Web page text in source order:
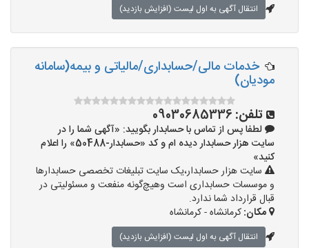
انتقال آگهی به اول لیست (افزایش بازدید)
خدمات مالی/حسابداری/مالیاتی و بیمه(سامانه
مودیان)
تلفن: 09030685336
لطفا پس از تماس با حسابدار بگویید: «آگهی شما را در
سایت هزار حسابدار دیده ام و کد «حسابدار-50488» را اعلام
کنید»
سایت هزار حسابدار،یک سایت تبلیغات تخصصی حسابدارها
و موسسات حسابداری است وهیچ‌گونه منفعت و مسئولیتی در
قبال قرارداد شما ندارد.
مکان:کرمانشاه - کرمانشاه
انتقال آگهی به اول لیست (افزایش بازدید)